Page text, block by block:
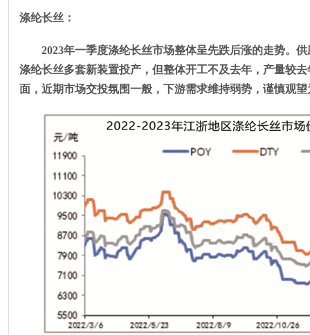
涤纶长丝：
2023年一季度涤纶长丝市场整体呈先跌后涨的走势。
涤纶长丝多套新装置投产，但整体开工不及去年，产量较
面，近期市场交投氛围一般，下游需求维持弱势，谨慎观望